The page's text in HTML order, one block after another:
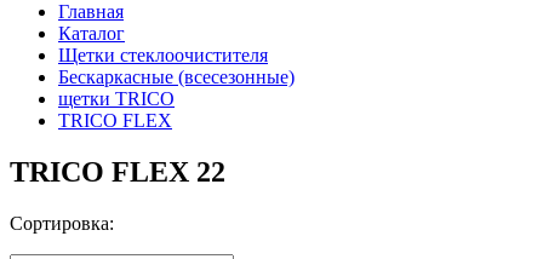
Главная
Каталог
Щетки стеклоочистителя
Бескаркасные (всесезонные)
щетки TRICO
TRICO FLEX
TRICO FLEX 22
Сортировка: